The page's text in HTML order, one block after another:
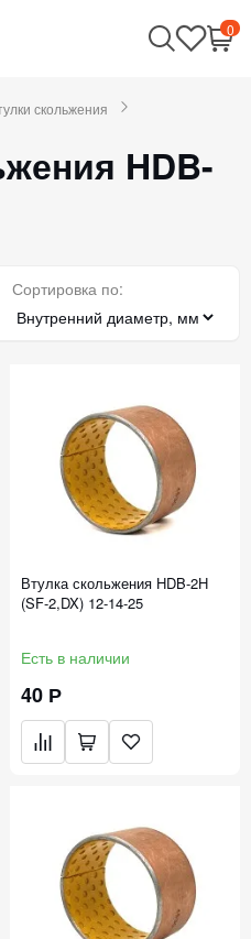
0
скольжения
HDB-
Сортировка по:
Втулка скольжения HDB-2H
(SF-2,DX) 12-14-25
Есть в наличии
40 Р